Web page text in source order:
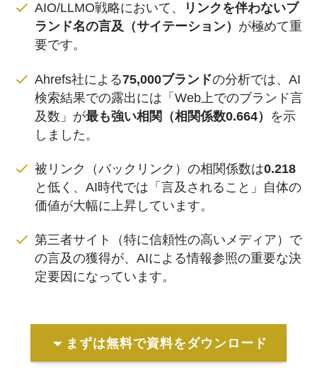
AIO/LLMO戦略において、
リンクを伴わないブ
ランド名の言及（サイテーション） が極めて重
要です。
Ahrefs社による75,000ブランドの分析では、AI
検索結果での露出には「Web上でのブランド言
及数」が最も強い相関（相関係数0.664） を示
しました。
被リンク（バックリンク）の相関係数は0.218
と低く、AI時代では「言及されること」自体の
価値が大幅に上昇しています。
第三者サイト（特に信頼性の高いメディア）で
の言及の獲得が、AIによる情報参照の重要な決
定要因になっています。
まずは無料で資料をダウンロード